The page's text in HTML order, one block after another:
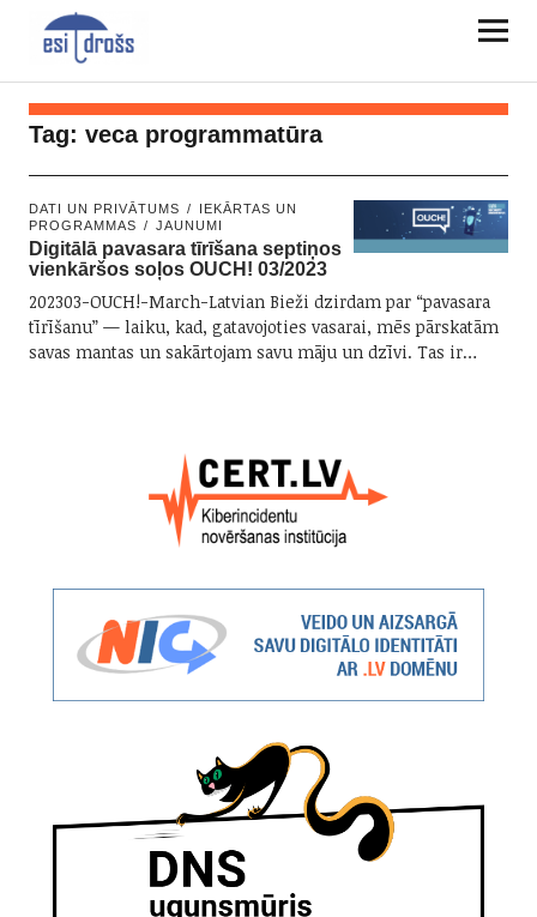
Tag: veca programmatūra
DATI UN PRIVĀTUMS
IEKĀRTAS UN
PROGRAMMAS
JAUNUMI
Digitālā pavasara tīrīšana septiņos
vienkāršos soļos OUCH! 03/2023
202303-OUCH!-March-Latvian Bieži dzirdam par “pavasara
tīrīšanu” — laiku, kad, gatavojoties vasarai, mēs pārskatām
savas mantas un sakārtojam savu māju un dzīvi. Tas ir…